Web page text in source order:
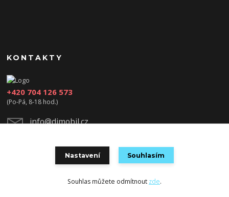
KONTAKTY
+420 704 126 573
(Po-Pá, 8-18 hod.)
info@djmobil.cz
Vytvořeno na Eshop-rychle.cz
Nastavení Souhlasím
Souhlas můžete odmítnout zde.